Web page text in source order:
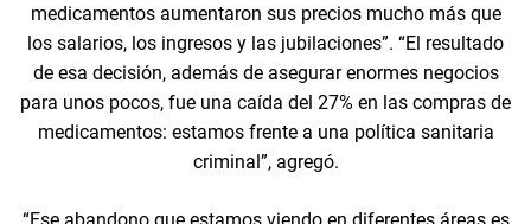
medicamentos aumentaron sus precios mucho más que
los salarios, los ingresos y las jubilaciones”. “El resultado
de esa decisión, además de asegurar enormes negocios
para unos pocos, fue una caída del 27% en las compras de
medicamentos: estamos frente a una política sanitaria
criminal”, agregó.
“Ese abandono que estamos viendo en diferentes áreas es